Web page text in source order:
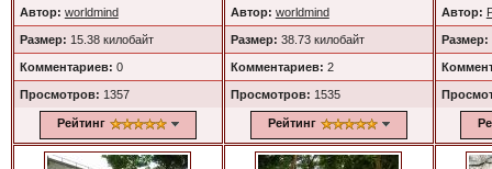
Автор: worldmind
Размер: 15.38 килобайт
Комментариев: 0
Просмотров: 1357
Рейтинг
Автор: worldmind
Размер: 38.73 килобайт
Комментариев: 2
Просмотров: 1535
Рейтинг
Автор:
Размер: